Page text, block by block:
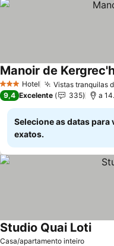
3 EstrelasHotel Vistas tranquilas
Manoir de
9,4 Excelente 335 a
Selecione as datas para
exatos.
Casa/apartamento inteiro
Studio Quai Loti